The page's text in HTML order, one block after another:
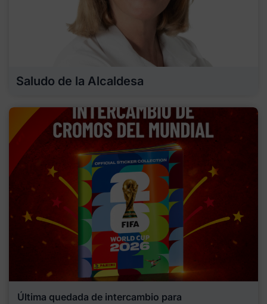
Saludo de la Alcaldesa
Última quedada de intercambio para